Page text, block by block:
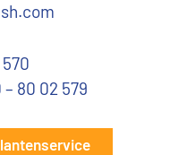
– 80 02 579